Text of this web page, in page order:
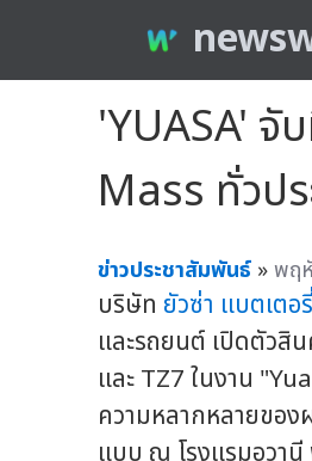
'YUASA' จั
Mass ทั่วป
ข่าวประชาสัมพันธ์ »พฤ
บริษัท ยัวซ่า แบตเตอรี่
และรถยนต์ เปิดตัวสิ
และ TZ7 ในงาน
ความหลากหลายขอ
แบบ ณ โรงแรมอวา